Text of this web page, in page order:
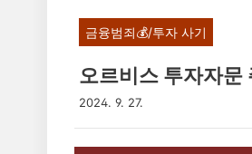
금융범죄💰/투자 사기
오르비스 투자자문
2024. 9. 27.